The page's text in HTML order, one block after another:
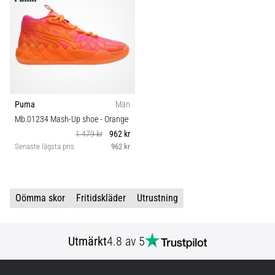
löpning
och
beeptest:
Vad
och
hur
de?
testar
shuttle
och
Pris
Modell
Puma
Män
Mb.01234 Mash-Up shoe- Orange
1 479 kr
962 kr
Senaste lägsta pris 962 kr
Oömma skor Fritidskläder Utrustning
Utmärkt4.8 av 5